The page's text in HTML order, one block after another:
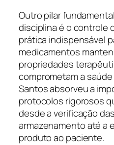
Outro pilar
disciplina é o controle
prática indispensável
medicamentos
propriedades
comprometam a
Santos absorveu a
protocolos rigorosos
desde a verificação
armazenamento até a
produto ao paciente.